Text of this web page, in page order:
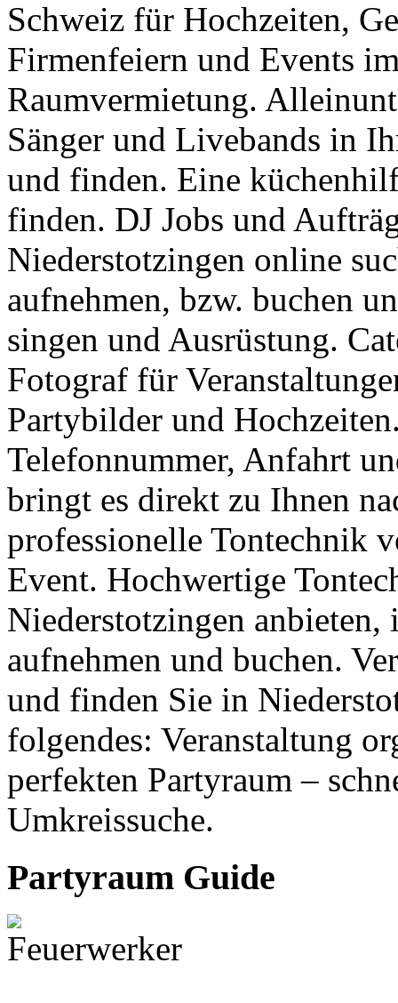
Schweiz für Hochzeiten,
Firmenfeiern und Events
Raumvermietung.
Sänger und Livebands in
und finden. Eine
finden. DJ Jobs und
Niederstotzingen online
aufnehmen, bzw. buchen
singen und Ausrüstung.
Fotograf für
Partybilder und
Telefonnummer, Anfahrt
bringt es direkt zu Ihnen
professionelle Tontechnik
Event. Hochwertige
Niederstotzingen
aufnehmen und buchen.
und finden Sie in
folgendes: Veranstaltung
perfekten Partyraum –
Umkreissuche.
Partyraum Guide